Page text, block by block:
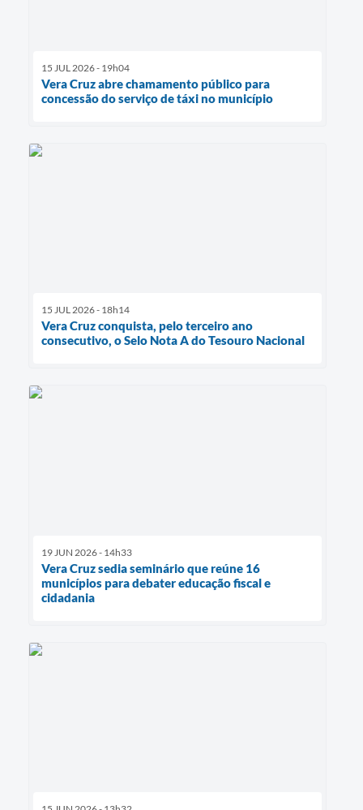
15 JUL 2026 - 19h04
Vera Cruz abre chamamento público para
concessão do serviço de táxi no município
15 JUL 2026 - 18h14
Vera Cruz conquista, pelo terceiro ano
consecutivo, o Selo Nota A do Tesouro Nacional
19 JUN 2026 - 14h33
Vera Cruz sedia seminário que reúne 16
municípios para debater educação fiscal e
cidadania